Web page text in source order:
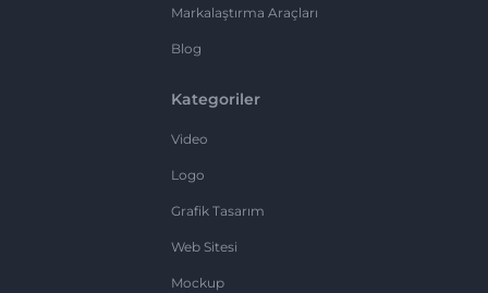
Markalaştırma Araçları
Blog
Kategoriler
Video
Logo
Grafik Tasarım
Web Sitesi
Mockup